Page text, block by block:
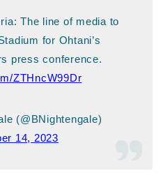
The line of media to
for Ohtani’s
press conference.
ZTHncW99Dr
(@BNightengale)
14, 2023